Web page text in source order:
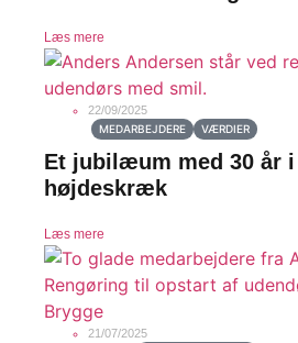
Læs mere
22/09/2025
MEDARBEJDERE
VÆRDIER
Et jubilæum med 30 år
højdeskræk
Læs mere
21/07/2025